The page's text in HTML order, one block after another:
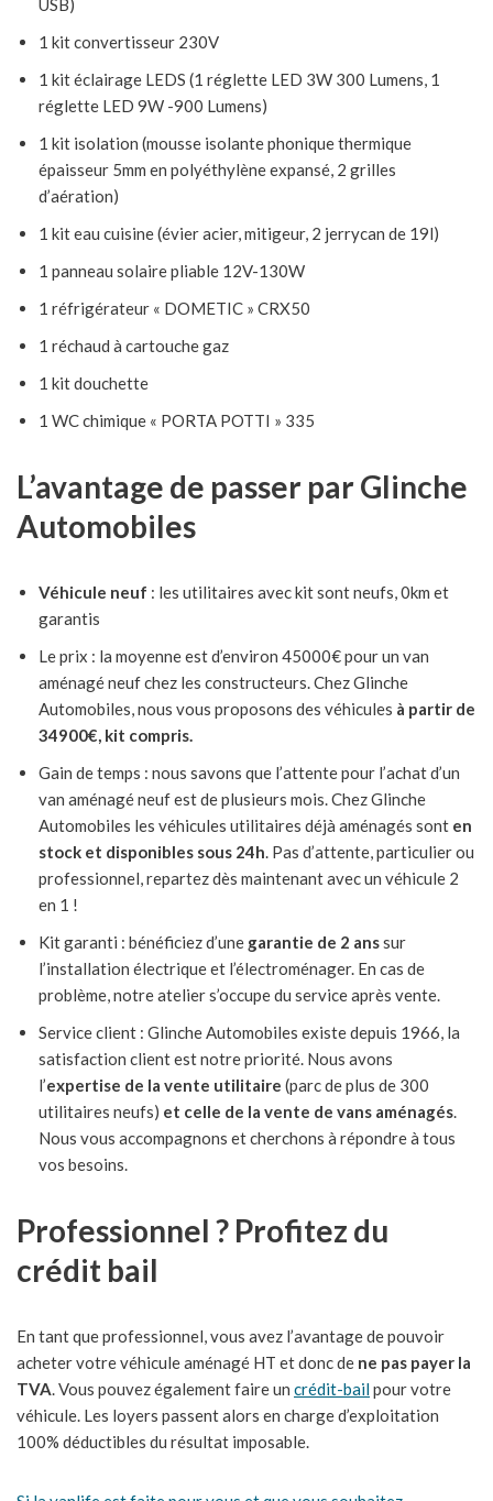
USB)
1 kit convertisseur 230V
1 kit éclairage LEDS (1 réglette LED 3W 300 Lumens, 1
réglette LED 9W -900 Lumens)
1 kit isolation (mousse isolante phonique thermique
épaisseur 5mm en polyéthylène expansé, 2 grilles
d’aération)
1 kit eau cuisine (évier acier, mitigeur, 2 jerrycan de 19l)
1 panneau solaire pliable 12V-130W
1 réfrigérateur « DOMETIC » CRX50
1 réchaud à cartouche gaz
1 kit douchette
1 WC chimique « PORTA POTTI » 335
L’avantage de passer par Glinche
Automobiles
Véhicule neuf : les utilitaires avec kit sont neufs, 0km et
garantis
Le prix : la moyenne est d’environ 45000€ pour un van
aménagé neuf chez les constructeurs. Chez Glinche
Automobiles, nous vous proposons des véhicules à partir de
34900€, kit compris.
Gain de temps : nous savons que l’attente pour l’achat d’un
van aménagé neuf est de plusieurs mois. Chez Glinche
Automobiles les véhicules utilitaires déjà aménagés sont en
stock et disponibles sous 24h. Pas d’attente, particulier ou
professionnel, repartez dès maintenant avec un véhicule 2
en 1 !
Kit garanti : bénéficiez d’une garantie de 2 anssur
l’installation électrique et l’électroménager. En cas de
problème, notre atelier s’occupe du service après vente.
Service client : Glinche Automobiles existe depuis 1966, la
satisfaction client est notre priorité. Nous avons
l’expertise de la vente utilitaire (parc de plus de 300
utilitaires neufs) et celle de la vente de vans aménagés.
Nous vous accompagnons et cherchons à répondre à tous
vos besoins.
Professionnel ? Profitez du
crédit bail
En tant que professionnel, vous avez l’avantage de pouvoir
acheter votre véhicule aménagé HT et donc de ne pas payer la
TVA. Vous pouvez également faire un crédit-bailpour votre
véhicule. Les loyers passent alors en charge d’exploitation
100% déductibles du résultat imposable.